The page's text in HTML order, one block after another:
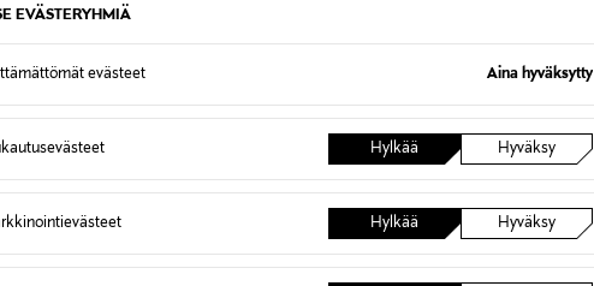
EVÄSTERYHMIÄ
evästeet Aina hyväksytty
Hylkää Hyväksy
Hylkää Hyväksy